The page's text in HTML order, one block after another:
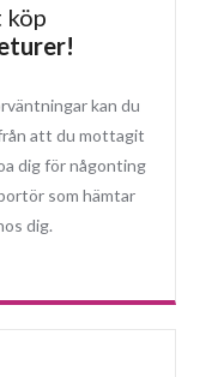
köp
kan du
att du mottagit
dig för någonting
som hämtar
dig.